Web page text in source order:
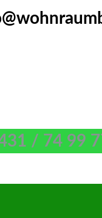
/ 74 99